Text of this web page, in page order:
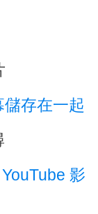
存在一起
影